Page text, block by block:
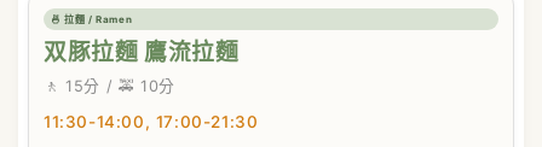
🍜 拉麵 / Ramen
双豚拉麵 鷹流拉麵
🚶 15分 / 🚕 10分
11:30-14:00, 17:00-21:30